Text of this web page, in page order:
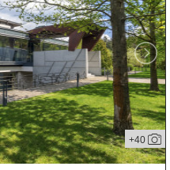
+40